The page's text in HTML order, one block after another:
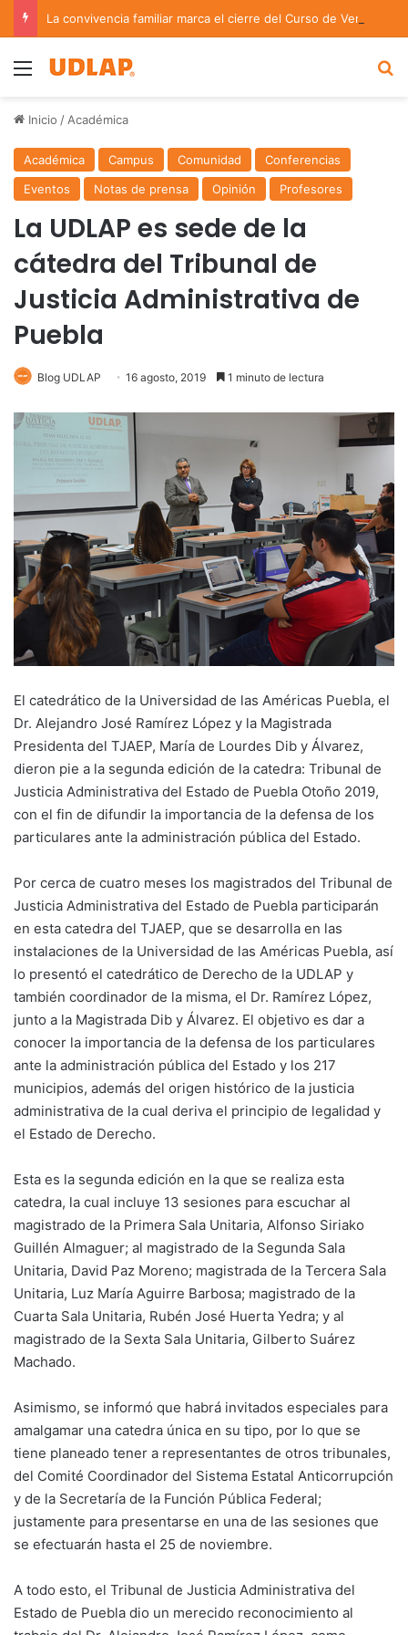
Menu
Inicio / Académica
Académica Campus Comunidad
Conferencias
Eventos
Notas de prensa Opinión Profesores
La UDLAP es sede de la
cátedra del Tribunal de
Justicia Administrativa de
Puebla
Blog UDLAP 16 agosto, 2019 1 minuto de lectura
El catedrático de la Universidad de las Américas Puebla, el
Dr. Alejandro José Ramírez López y la Magistrada
Presidenta del TJAEP, María de Lourdes Dib y Álvarez,
dieron pie a la segunda edición de la catedra: Tribunal de
Justicia Administrativa del Estado de Puebla Otoño 2019,
con el fin de difundir la importancia de la defensa de los
particulares ante la administración pública del Estado.
Por cerca de cuatro meses los magistrados del Tribunal de
Justicia Administrativa del Estado de Puebla participarán
en esta catedra del TJAEP, que se desarrolla en las
instalaciones de la Universidad de las Américas Puebla, así
lo presentó el catedrático de Derecho de la UDLAP y
también coordinador de la misma, el Dr. Ramírez López,
junto a la Magistrada Dib y Álvarez. El objetivo es dar a
conocer la importancia de la defensa de los particulares
ante la administración pública del Estado y los 217
municipios, además del origen histórico de la justicia
administrativa de la cual deriva el principio de legalidad y
el Estado de Derecho.
Esta es la segunda edición en la que se realiza esta
catedra, la cual incluye 13 sesiones para escuchar al
magistrado de la Primera Sala Unitaria, Alfonso Siriako
Guillén Almaguer; al magistrado de la Segunda Sala
Unitaria, David Paz Moreno; magistrada de la Tercera Sala
Unitaria, Luz María Aguirre Barbosa; magistrado de la
Cuarta Sala Unitaria, Rubén José Huerta Yedra; y al
magistrado de la Sexta Sala Unitaria, Gilberto Suárez
Machado.
Asimismo, se informó que habrá invitados especiales para
amalgamar una catedra única en su tipo, por lo que se
tiene planeado tener a representantes de otros tribunales,
del Comité Coordinador del Sistema Estatal Anticorrupción
y de la Secretaría de la Función Pública Federal;
justamente para presentarse en una de las sesiones que
se efectuarán hasta el 25 de noviembre.
A todo esto, el Tribunal de Justicia Administrativa del
Estado de Puebla dio un merecido reconocimiento al